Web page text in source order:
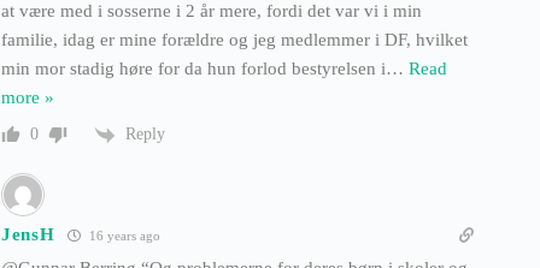
at være med i sosserne i 2 år mere, fordi det var vi i min
familie, idag er mine forældre og jeg medlemmer i DF, hvilket
min mor stadig høre for da hun forlod bestyrelsen i… Read
more »
0 Reply
JensH 16 years ago